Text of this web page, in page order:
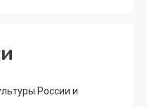
России и